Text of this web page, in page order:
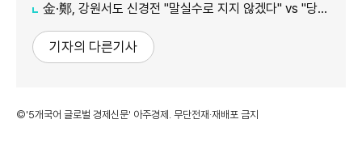
金·鄭, 강원서도 신경전 "말실수로 지지 않겠다" vs "당대표인 양 행동"
기자의 다른기사
©'5개국어 글로벌 경제신문' 아주경제. 무단전재·재배포 금지